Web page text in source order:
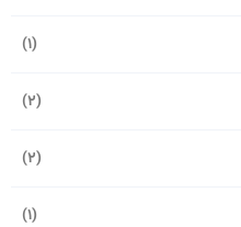
(1)
(2)
(2)
(1)